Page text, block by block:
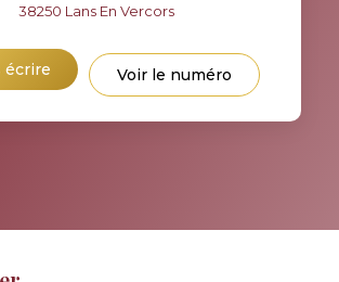
38250 Lans En Vercors
écrire Voir le numéro